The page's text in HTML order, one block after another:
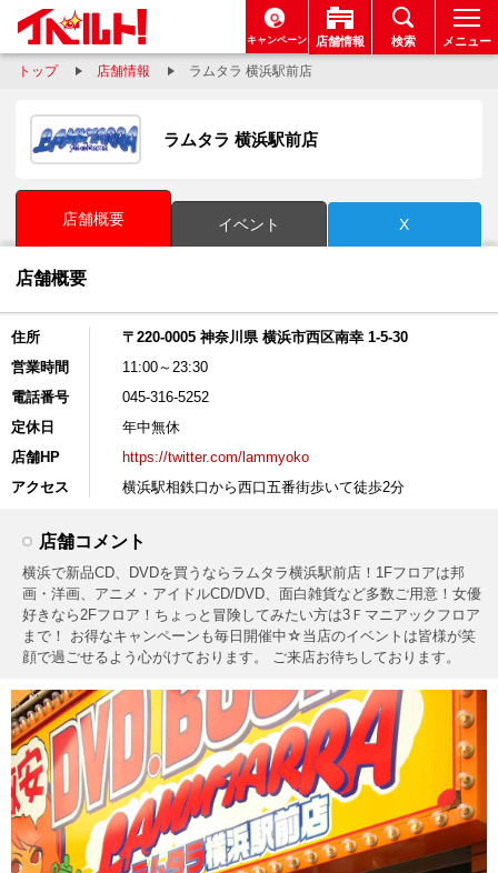
キャンペーン 店舗情報 検索 メニュー
トップ 店舗情報 ラムタラ 横浜駅前店
ラムタラ 横浜駅前店
店舗概要 イベント X
店舗概要
住所
〒220-0005 神奈川県 横浜市西区南幸 1-5-30
営業時間
11:00～23:30
電話番号
045-316-5252
定休日
年中無休
店舗HP
https://twitter.com/lammyoko
アクセス
横浜駅相鉄口から西口五番街歩いて徒歩2分
店舗コメント
横浜で新品CD、DVDを買うならラムタラ横浜駅前店！1Fフロアは邦
画・洋画、アニメ・アイドルCD/DVD、面白雑貨など多数ご用意！女優
好きなら2Fフロア！ちょっと冒険してみたい方は3Ｆマニアックフロア
まで！ お得なキャンペーンも毎日開催中☆当店のイベントは皆様が笑
顔で過ごせるよう心がけております。 ご来店お待ちしております。